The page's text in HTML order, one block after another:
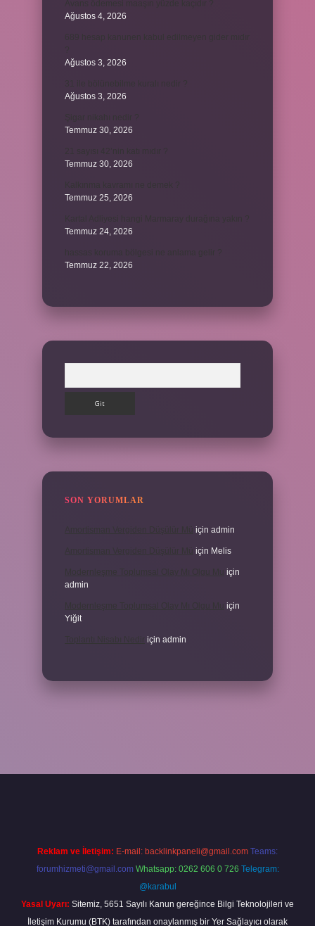
Ağustos 4, 2026
Ağustos 3, 2026
Ağustos 3, 2026
Temmuz 30, 2026
Temmuz 30, 2026
Temmuz 25, 2026
Temmuz 24, 2026
Temmuz 22, 2026
SON YORUMLAR
için admin
için Melis
için
admin
için
Yiğit
için admin
Reklam ve İletişim: E-mail: backlinkpaneli@gmail.com Teams:
forumhizmeti@gmail.com Whatsapp: 0262 606 0 726 Telegram:
@karabul
Yasal Uyarı: Sitemiz, 5651 Sayılı Kanun gereğince Bilgi Teknolojileri ve
İletişim Kurumu (BTK) tarafından onaylanmış bir Yer Sağlayıcı olarak